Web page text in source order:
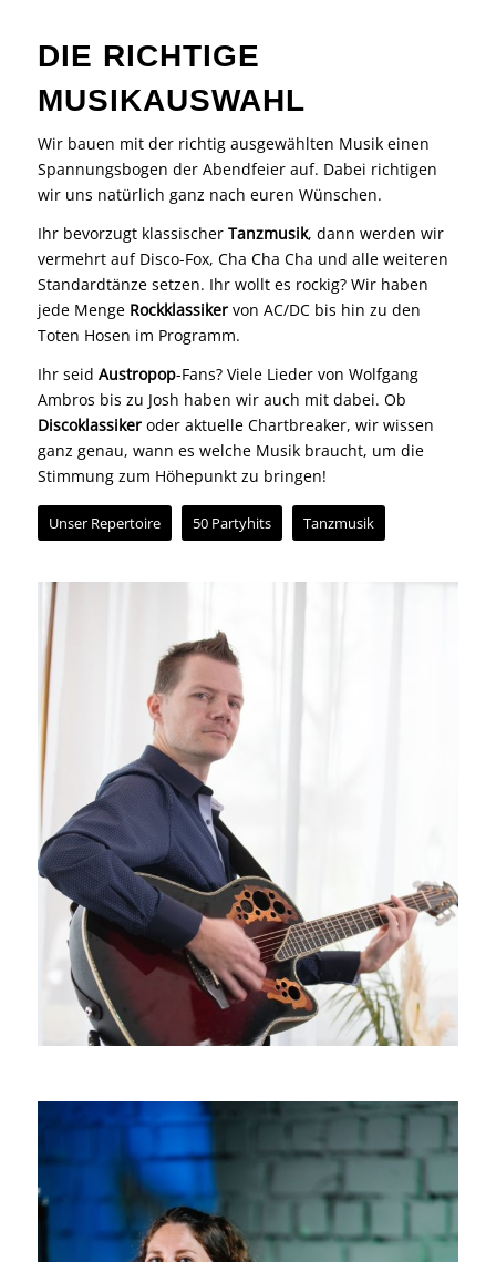
DIE RICHTIGE
MUSIKAUSWAHL
Wir bauen mit der richtig ausgewählten Musik einen
Spannungsbogen der Abendfeier auf. Dabei richtigen
wir uns natürlich ganz nach euren Wünschen.
Ihr bevorzugt klassischer Tanzmusik, dann werden wir
vermehrt auf Disco-Fox, Cha Cha Cha und alle weiteren
Standardtänze setzen. Ihr wollt es rockig? Wir haben
jede Menge Rockklassikervon AC/DC bis hin zu den
Toten Hosen im Programm.
Ihr seid Austropop-Fans? Viele Lieder von Wolfgang
Ambros bis zu Josh haben wir auch mit dabei. Ob
Discoklassikeroder aktuelle Chartbreaker, wir wissen
ganz genau, wann es welche Musik braucht, um die
Stimmung zum Höhepunkt zu bringen!
Unser Repertoire 50 Partyhits Tanzmusik